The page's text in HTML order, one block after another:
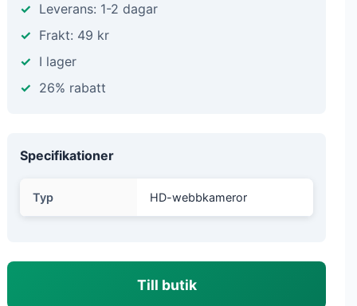
Leverans: 1-2 dagar
Frakt: 49 kr
I lager
26% rabatt
Specifikationer
Typ HD-webbkameror
Till butik